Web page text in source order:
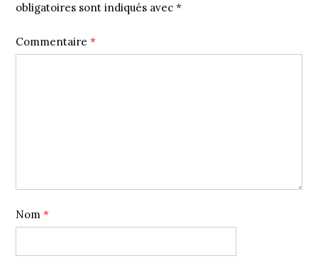
obligatoires sont indiqués avec *
Commentaire *
Nom *